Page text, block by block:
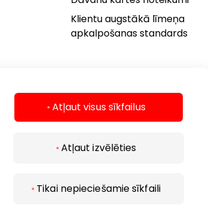
Atļaut visus sīkfailus
Atļaut izvēlēties
Tikai nepieciešamie sīkfaili
Klientu augstākā līmeņa
apkalpošanas standards